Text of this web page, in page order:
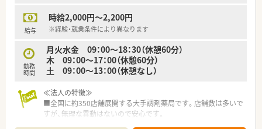
給与
時給2,000円～2,200円
※経験・就業条件により異なります
勤務
時間
月火水金 09：00～18：30（休憩60分）
木 09：00～17：00（休憩60分）
土 09：00～13：00（休憩なし）
≪法人の特徴≫
■全国に約350店舗展開する大手調剤薬局です。店舗数は多いで
すが、無理な異動はないので安心です。